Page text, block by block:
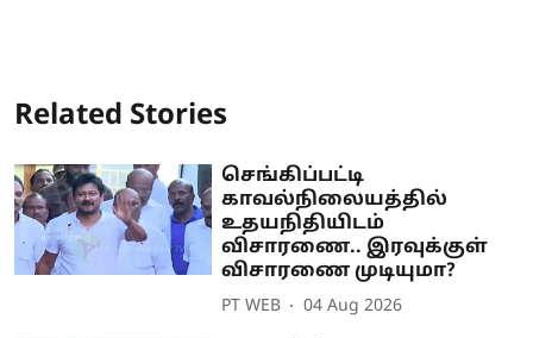
Related Stories
செங்கிப்பட்டி
காவல்நிலையத்தில்
உதயநிதியிடம்
விசாரணை.. இரவுக்குள்
விசாரணை முடியுமா?
PT WEB 04 Aug 2026